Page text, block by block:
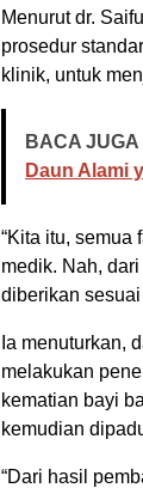
Menurut dr.
prosedur
klinik, untuk
BACA JUGA
Daun Alami
“Kita itu,
medik. Nah,
diberikan sesuai
Ia menuturkan,
melakukan
kematian bayi
kemudian
“Dari hasil